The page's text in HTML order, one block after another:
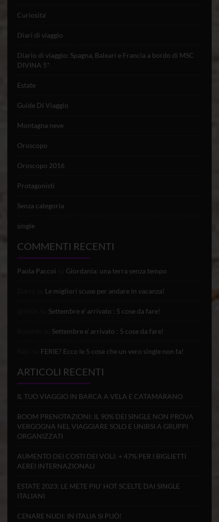
Curiosita'
Diari di viaggio
Diario di viaggio: Spagna, Baleari e Francia a bordo di MSC
DIVINA 5*
Estate
Guide Di Viaggio
Montagna neve
Oroscopo
Oroscopo 2016
Protagonisti
Senza categoria
single
COMMENTI RECENTI
Paola Paccoi Giordania: una terra senza tempo
Le migliori scuse per andare in vacanza!
Settembre e’ arrivato : 5 cose da fare!
Settembre e’ arrivato : 5 cose da fare!
FERIE? Ecco le 5 cose che un vero single non fa!
ARTICOLI RECENTI
IL TUO VIAGGIO IN BARCA A VELA E CATAMARANO
BOOM PRENOTAZIONI: IL 90% DEI SINGLE NON PROVA
VERGOGNA NEL VIAGGIARE SOLO E UNIRSI A GRUPPI
ORGANIZZATI
AUMENTO DEI COSTI DEI VOLI: + 47% PER I BIGLIETTI
AEREI INTERNAZIONALI
ESTATE 2023: LE METE PIU’ HOT SCELTE DAI SINGLE
ITALIANI
CENARE NUDI: IN ITALIA SI PUÒ!